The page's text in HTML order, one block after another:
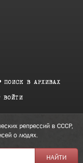
ПОИСК В АРХИВАХ
ВОЙТИ
репрессий в СССР,
о людях.